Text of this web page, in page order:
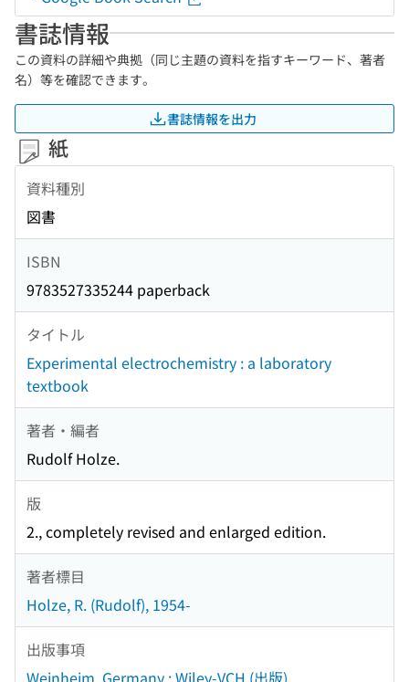
書誌情報
この資料の詳細や典拠（同じ主題の資料を指すキーワード、著者
名）等を確認できます。
書誌情報を出力
紙
資料種別
図書
ISBN
9783527335244 paperback
タイトル
Experimental electrochemistry : a laboratory
textbook
著者・編者
Rudolf Holze.
版
2., completely revised and enlarged edition.
著者標目
Holze, R. (Rudolf), 1954-
出版事項
Weinheim, Germany : Wiley-VCH (出版)